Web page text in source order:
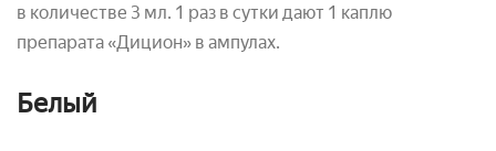
в количестве 3 мл. 1 раз в сутки дают 1 каплю
препарата «Дицион» в ампулах.
Белый